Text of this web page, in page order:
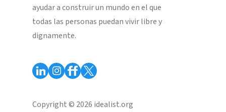
ayudar a construir un mundo en el que
todas las personas puedan vivir libre y
dignamente.
Copyright © 2026 idealist.org